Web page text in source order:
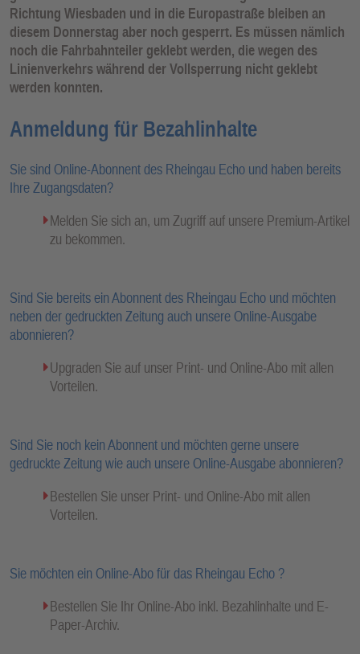
Richtung Wiesbaden und in die Europastraße bleiben an
diesem Donnerstag aber noch gesperrt. Es müssen nämlich
noch die Fahrbahnteiler geklebt werden, die wegen des
Linienverkehrs während der Vollsperrung nicht geklebt
werden konnten.
Anmeldung für Bezahlinhalte
Sie sind Online-Abonnent des Rheingau Echo und haben bereits
Ihre Zugangsdaten?
Melden Sie sich an, um Zugriff auf unsere Premium-Artikel
zu bekommen.
Sind Sie bereits ein Abonnent des Rheingau Echo und möchten
neben der gedruckten Zeitung auch unsere Online-Ausgabe
abonnieren?
Upgraden Sie auf unser Print- und Online-Abo mit allen
Vorteilen.
Sind Sie noch kein Abonnent und möchten gerne unsere
gedruckte Zeitung wie auch unsere Online-Ausgabe abonnieren?
Bestellen Sie unser Print- und Online-Abo mit allen
Vorteilen.
Sie möchten ein Online-Abo für das Rheingau Echo ?
Bestellen Sie Ihr Online-Abo inkl. Bezahlinhalte und E-
Paper-Archiv.